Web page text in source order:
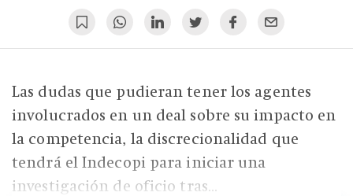
Las dudas que pudieran tener los agentes
involucrados en un deal sobre su impacto en
la competencia, la discrecionalidad que
tendrá el Indecopi para iniciar una
investigación de oficio tras...